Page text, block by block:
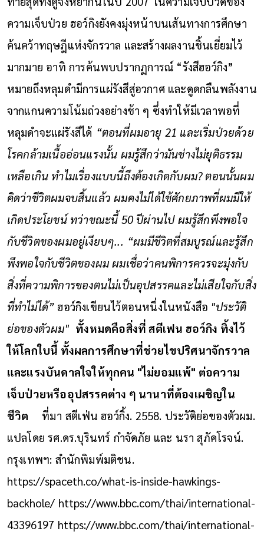
ความเจ็บป่วย ฮอว์กิงยังคงมุ่งหน้าบนเส้นทางการศึกษา
ค้นคว้าทฤษฎีแห่งจักรวาล และสร้างผลงานชิ้นเยี่ยมไว้
มากมาย อาทิ การค้นพบปรากฏการณ์ “รังสีฮอว์กิง”
หมายถึงหลุมดำมีการแผ่รังสีสู่อวกาศ และดูดกลืนพลังงาน
จากแกนความโน้มถ่วงอย่างช้า ๆ ซึ่งทำให้มีเวลาพอที่
หลุมดำจะแผ่รังสีได้ “ตอนที่ผมอายุ 21 และเริ่มป่วยด้วย
โรคกล้ามเนื้ออ่อนแรงนั้น ผมรู้สึกว่ามันช่างไม่ยุติธรรม
เหลือเกิน ทำไมเรื่องแบบนี้ถึงต้องเกิดกับผม? ตอนนั้นผม
คิดว่าชีวิตผมจบสิ้นแล้ว ผมคงไม่ได้ใช้ศักยภาพที่ผมมีให้
เกิดประโยชน์ ทว่าขณะนี้ 50 ปีผ่านไป ผมรู้สึกพึงพอใจ
กับชีวิตของผมอยู่เงียบๆ... “ผมมีชีวิตที่สมบูรณ์และรู้สึก
พึงพอใจกับชีวิตของผม ผมเชื่อว่าคนพิการควรจะมุ่งกับ
สิ่งที่ความพิการของตนไม่เป็นอุปสรรคและไม่เสียใจกับสิ่ง
ที่ทำไม่ได้” ฮอว์กิงเขียนไว้ตอนหนึ่งในหนังสือ "ประวัติ
ย่อของตัวผม" ทั้งหมดคือสิ่งที่ สตีเฟน ฮอว์กิง ทิ้งไว้
ให้โลกใบนี้ ทั้งผลการศึกษาที่ช่วยไขปริศนาจักรวาล
และแรงบันดาลใจให้ทุกคน "ไม่ยอมแพ้" ต่อความ
เจ็บป่วยหรืออุปสรรคต่าง ๆ นานาที่ต้องเผชิญใน
ชีวิต
ที่มา สตีเฟ่น ฮอว์กิ้ง. 2558. ประวัติย่อของตัวผม.
แปลโดย รศ.ดร.บุรินทร์ กำจัดภัย และ นรา สุภัคโรจน์.
กรุงเทพฯ: สำนักพิมพ์มติชน.
https://spaceth.co/what-is-inside-hawkings-
backhole/ https://www.bbc.com/thai/international-
43396197 https://www.bbc.com/thai/international-